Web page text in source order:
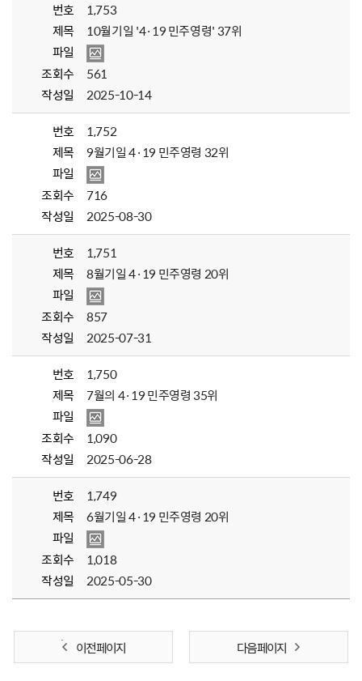
번호
1,753
제목
10월기일 '4·19 민주영령' 37위
파일
조회수
561
작성일
2025-10-14
번호
1,752
제목
9월기일 4·19 민주영령 32위
파일
조회수
716
작성일
2025-08-30
번호
1,751
제목
8월기일 4·19 민주영령 20위
파일
조회수
857
작성일
2025-07-31
번호
1,750
제목
7월의 4·19 민주영령 35위
파일
조회수
1,090
작성일
2025-06-28
번호
1,749
제목
6월기일 4·19 민주영령 20위
파일
조회수
1,018
작성일
2025-05-30
이전 페이지 다음 페이지